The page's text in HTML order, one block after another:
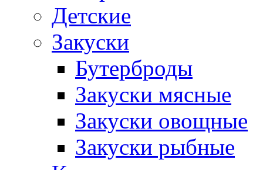
Детские
Закуски
Бутерброды
Закуски мясные
Закуски овощные
Закуски рыбные